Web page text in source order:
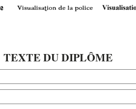
TEXTE DU DIPLÔME